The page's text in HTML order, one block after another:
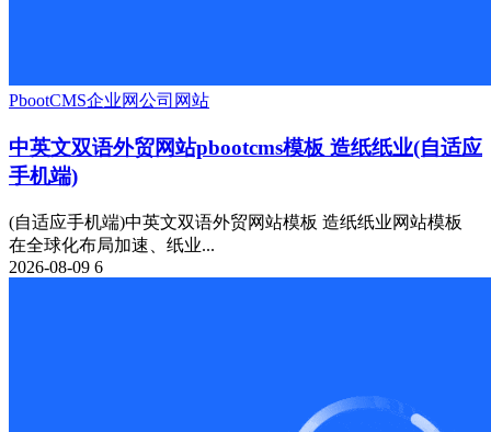
PbootCMS企业网公司网站
中英文双语外贸网站pbootcms模板 造纸纸业(自适应
手机端)
(自适应手机端)中英文双语外贸网站模板 造纸纸业网站模板
在全球化布局加速、纸业...
2026-08-09 6